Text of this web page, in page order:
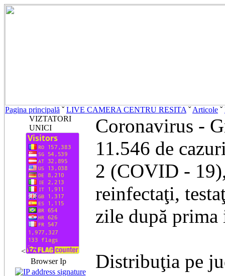
Pagina principală ˇLIVE CAMERA CENTRU RESITA ˇArticole ˇ
VIZTATORI
UNICI
<
Browser Ip
Coronavirus -
11.546 de
2 (COVID -
reinfectaţi,
zile după prima
Distribuţia pe